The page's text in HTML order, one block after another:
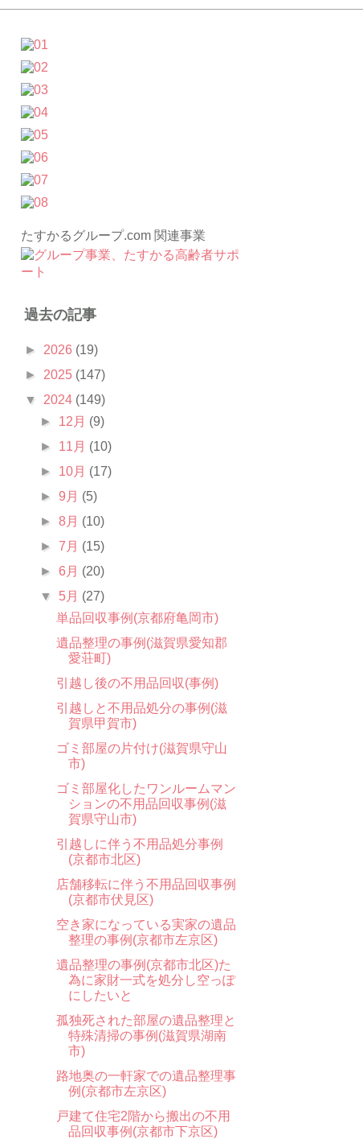
たすかるグループ.com 関連事業
過去の記事
► 2026 (19)
► 2025 (147)
▼ 2024 (149)
► 12月 (9)
► 11月 (10)
► 10月 (17)
►9月 (5)
►8月 (10)
►7月 (15)
►6月 (20)
▼ 5月 (27)
単品回収事例(京都府亀岡市)
遺品整理の事例(滋賀県愛知郡
愛荘町)
引越し後の不用品回収(事例)
引越しと不用品処分の事例(滋
賀県甲賀市)
ゴミ部屋の片付け(滋賀県守山
市)
ゴミ部屋化したワンルームマン
ションの不用品回収事例(滋
賀県守山市)
引越しに伴う不用品処分事例
(京都市北区)
店舗移転に伴う不用品回収事例
(京都市伏見区)
空き家になっている実家の遺品
整理の事例(京都市左京区)
遺品整理の事例(京都市北区)た
為に家財一式を処分し空っぽ
にしたいと
孤独死された部屋の遺品整理と
特殊清掃の事例(滋賀県湖南
市)
路地奥の一軒家での遺品整理事
例(京都市左京区)
戸建て住宅2階から搬出の不用
品回収事例(京都市下京区)